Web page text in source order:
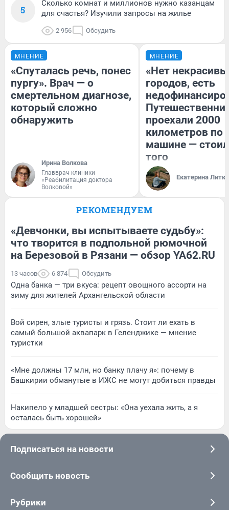
5
Сколько комнат и миллионов нужно казанцам
для счастья? Изучили запросы на жилье
2 956 Обсудить
МНЕНИЕ
«Спуталась речь, понес
пургу». Врач — о
смертельном диагнозе,
который сложно
обнаружить
Ирина Волкова
Главврач клиники
«Реабилитация доктора
Волковой»
МНЕНИЕ
«Нет
городов, есть
проехали 2000
километров по
машине —
того
Екатерина
РЕКОМЕНДУЕМ
«Девчонки, вы испытываете судьбу»:
что творится в подпольной рюмочной
на Березовой в Рязани — обзор YA62.RU
13 часов 6 874 Обсудить
Одна банка — три вкуса: рецепт овощного ассорти на
зиму для жителей Архангельской области
Вой сирен, злые туристы и грязь. Стоит ли ехать в
самый большой аквапарк в Геленджике — мнение
туристки
«Мне должны 17 млн, но банку плачу я»: почему в
Башкирии обманутые в ИЖС не могут добиться правды
Накипело у младшей сестры: «Она уехала жить, а я
осталась быть хорошей»
Подписаться на новости
Сообщить новость
Рубрики